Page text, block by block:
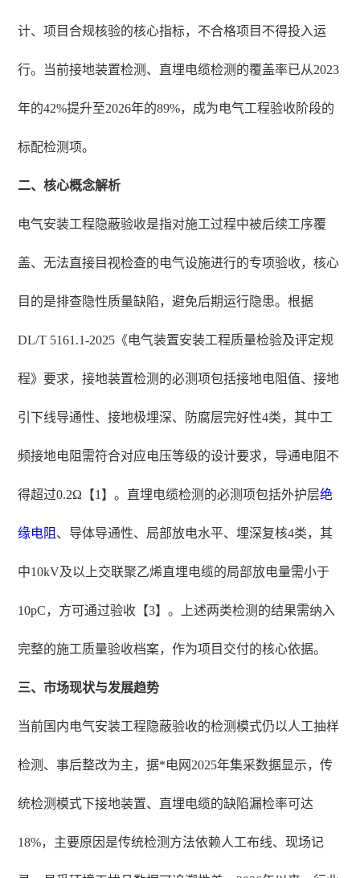
计、项目合规核验的核心指标，不合格项目不得投入运
行。当前接地装置检测、直埋电缆检测的覆盖率已从2023
年的42%提升至2026年的89%，成为电气工程验收阶段的
标配检测项。
二、核心概念解析
电气安装工程隐蔽验收是指对施工过程中被后续工序覆
盖、无法直接目视检查的电气设施进行的专项验收，核心
目的是排查隐性质量缺陷，避免后期运行隐患。根据
DL/T 5161.1-2025《电气装置安装工程质量检验及评定规
程》要求，接地装置检测的必测项包括接地电阻值、接地
引下线导通性、接地极埋深、防腐层完好性4类，其中工
频接地电阻需符合对应电压等级的设计要求，导通电阻不
得超过0.2Ω【1】。直埋电缆检测的必测项包括外护层绝
缘电阻 、导体导通性、局部放电水平、埋深复核4类，其
中10kV及以上交联聚乙烯直埋电缆的局部放电量需小于
10pC，方可通过验收【3】。上述两类检测的结果需纳入
完整的施工质量验收档案，作为项目交付的核心依据。
三、市场现状与发展趋势
当前国内电气安装工程隐蔽验收的检测模式仍以人工抽样
检测、事后整改为主，据*电网2025年集采数据显示，传
统检测模式下接地装置、直埋电缆的缺陷漏检率可达
18%，主要原因是传统检测方法依赖人工布线、现场记